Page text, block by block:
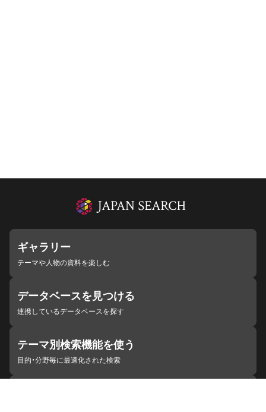
ギャラリー
テーマや人物の資料を楽しむ
データベースを見つける
連携しているデータベースを探す
テーマ別検索機能を使う
目的・分野毎に最適化された検索